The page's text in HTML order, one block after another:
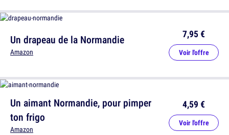
Un aimant Normandie, pour pimper
ton frigo
Amazon
4,59 €
Voir l'offre
Un drapeau de la Normandie
Amazon
7,95 €
Voir l'offre